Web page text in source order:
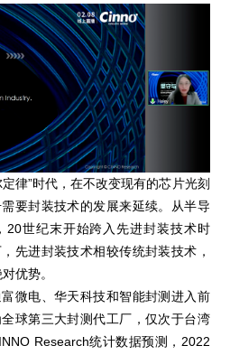
律”时代，在不改变现有的芯片光刻
要封装技术的发展来延续。从半导
20世纪末开始跨入先进封装技术时
先进封装技术相较传统封装技术，
优势。
微电、华天科技和智能封测进入前
球第三大封测代工厂，仅次于台湾
Research统计数据预测，2022